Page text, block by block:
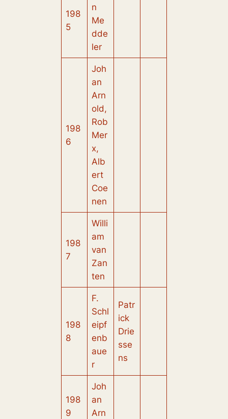
198
5
n
Me
dde
ler
198
6
Joh
an
Arn
old,
Rob
Mer
x,
Alb
ert
Coe
nen
198
7
Willi
am
van
Zan
ten
198
8
F.
Schl
eipf
enb
aue
r
Patr
ick
Drie
sse
ns
198
9
Joh
an
Arn